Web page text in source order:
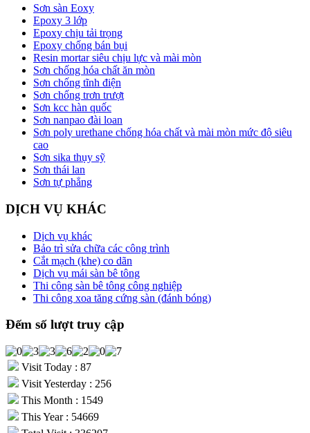
Sơn sàn Eoxy
Epoxy 3 lớp
Epoxy chịu tải trọng
Epoxy chống bán bụi
Resin mortar siêu chịu lực và mài mòn
Sơn chống hóa chất ăn mòn
Sơn chống tĩnh điện
Sơn chống trơn trượt
Sơn kcc hàn quốc
Sơn nanpao đài loan
Sơn poly urethane chống hóa chất và mài mòn mức độ siêu
cao
Sơn sika thụy sỹ
Sơn thái lan
Sơn tự phẳng
DỊCH VỤ KHÁC
Dịch vụ khác
Bảo trì sửa chữa các công trình
Cắt mạch (khe) co dãn
Dịch vụ mái sàn bê tông
Thi công sàn bê tông công nghiệp
Thi công xoa tăng cứng sàn (đánh bóng)
Đếm số lượt truy cập
Visit Today : 87
Visit Yesterday : 256
This Month : 1549
This Year : 54669